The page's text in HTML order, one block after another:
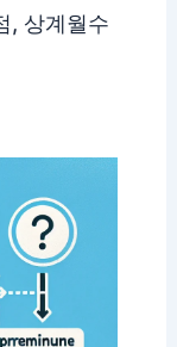
, 상계월수